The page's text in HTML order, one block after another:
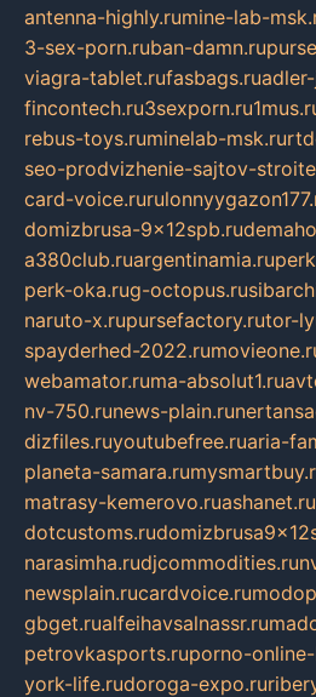
antenna-highly.rumine-lab-
3-sex-porn.ruban-damn.ru
viagra-tablet.rufasbags.ru
fincontech.ru3sexporn.ru
rebus-toys.ruminelab-msk.ru
seo-prodvizhenie-sajtov-
card-voice.ru
domizbrusa-9x12spb.ru
a380club.ruargentinamia.ru
perk-oka.rug-octopus.ru
naruto-x.rupursefactory.rutor-
spayderhed-2022.ru
webamator.ruma-absolut1.ru
nv-750.runews-plain.ru
dizfiles.ruyoutubefree.ruaria-
planeta-samara.ru
matrasy-kemerovo.ruashanet.ru
dotcustoms.ru
narasimha.rudjcommodities.ru
newsplain.rucardvoice.ru
gbget.rualfeihavsalnassr.ru
petrovkasports.ruporno-
york-life.rudoroga-expo.ru